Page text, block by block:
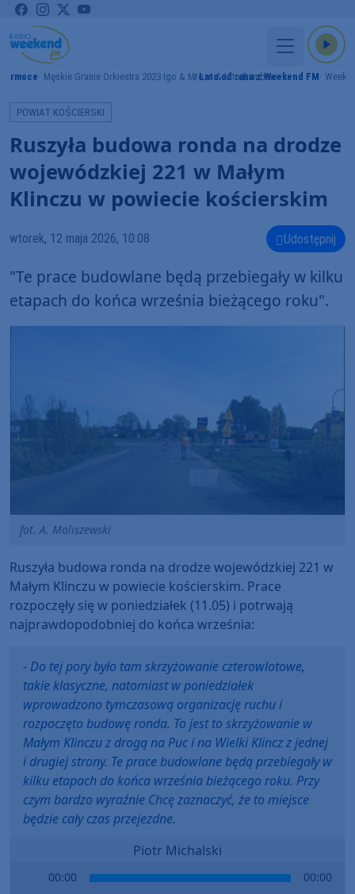
Męskie Granie Orkiestra 2023 Igo & Mrozu & Vito Bambino
Lato od rana z Weekend FM
POWIAT KOŚCIERSKI
Ruszyła budowa ronda na drodze
wojewódzkiej 221 w Małym
Klinczu w powiecie kościerskim
wtorek, 12 maja 2026, 10:08 Udostępnij
"Te prace budowlane będą przebiegały w kilku
etapach do końca września bieżącego roku".
fot. A. Maliszewski
Ruszyła budowa ronda na drodze wojewódzkiej 221 w
Małym Klinczu w powiecie kościerskim. Prace
rozpoczęły się w poniedziałek (11.05) i potrwają
najprawdopodobniej do końca września:
- Do tej pory było tam skrzyżowanie czterowlotowe,
takie klasyczne, natomiast w poniedziałek
wprowadzono tymczasową organizację ruchu i
rozpoczęto budowę ronda. To jest to skrzyżowanie w
Małym Klinczu z drogą na Puc i na Wielki Klincz z jednej
i drugiej strony. Te prace budowlane będą przebiegały w
kilku etapach do końca września bieżącego roku. Przy
czym bardzo wyraźnie Chcę zaznaczyć, że to miejsce
będzie cały czas przejezdne.
Piotr Michalski
00:00 00:00